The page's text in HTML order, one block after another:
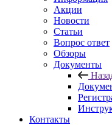
Акции
Новости
Статьи
Вопрос ответ
Обзоры
Документы
Контакты